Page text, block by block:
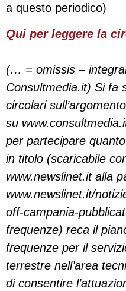
a questo periodico)
Qui per leggere la
(… = omissis –
Consultmedia.it) Si fa
circolari
su
per partecipare
in titolo (scaricabile
www.newslinet.it alla
www.newslinet.it/
off-campania-
frequenze) reca il
frequenze per il
terrestre nell’area
di consentire